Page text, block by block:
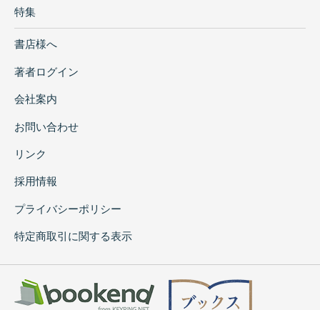
特集
書店様へ
著者ログイン
会社案内
お問い合わせ
リンク
採用情報
プライバシーポリシー
特定商取引に関する表示